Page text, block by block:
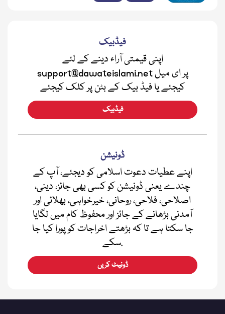
فیڈبیک
اپنی قیمتی آراء دینے کے لئے
support@dawateislami.net پر ای میل
کیجئے یا فیڈ بیک کے بٹن پر کلک کیجئے
فیڈبیک
ڈونیشن
اپنے عطیات دعوت اسلامی کو دیجئے، آپ کے
چندے یعنی ڈونیشن کو کسی بھی جائز، دینی،
اصلاحی، فلاحی، روحانی، خیرخواہی، بھلائی اور
آمدنی بڑھانے کے جائز اور محفوظ کام میں لگایا
جا سکتا ہے تا کہ بڑھتے اخراجات کو پورا کیا جا
سکے.
ڈونیٹ کریں